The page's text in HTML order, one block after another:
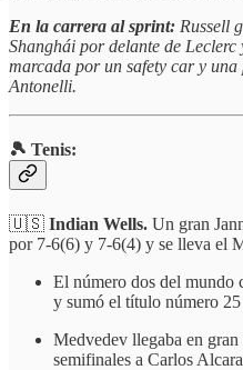
En la carrera al sprint: Russell
Shanghái por delante de
marcada por un safety car y
Antonelli.
🎾 Tenis:
🇺🇸 Indian Wells. Un gran
por 7-6(6) y 7-6(4) y se lleva el
El número dos del mundo
y sumó el título número 25
Medvedev llegaba en
semifinales a Carlos